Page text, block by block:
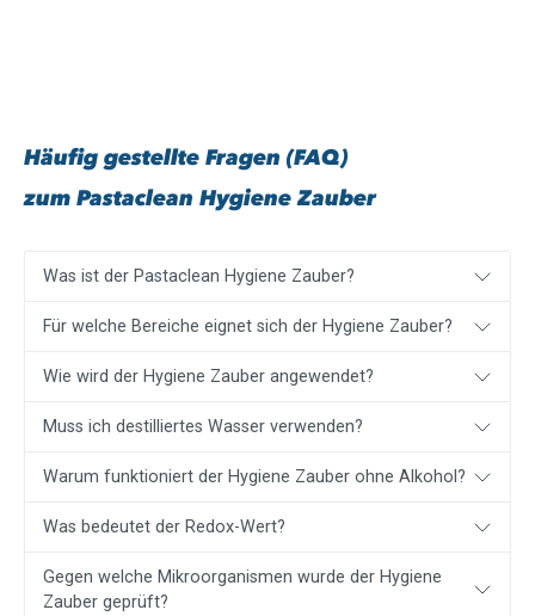
Häufig gestellte Fragen (FAQ)
zum Pastaclean Hygiene Zauber
Was ist der Pastaclean Hygiene Zauber?
Für welche Bereiche eignet sich der Hygiene Zauber?
Wie wird der Hygiene Zauber angewendet?
Muss ich destilliertes Wasser verwenden?
Warum funktioniert der Hygiene Zauber ohne Alkohol?
Was bedeutet der Redox-Wert?
Gegen welche Mikroorganismen wurde der Hygiene
Zauber geprüft?